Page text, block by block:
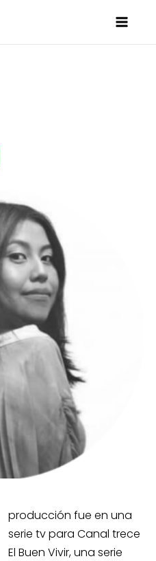
producción fue en una
serie tv para Canal trece
El Buen Vivir, una serie